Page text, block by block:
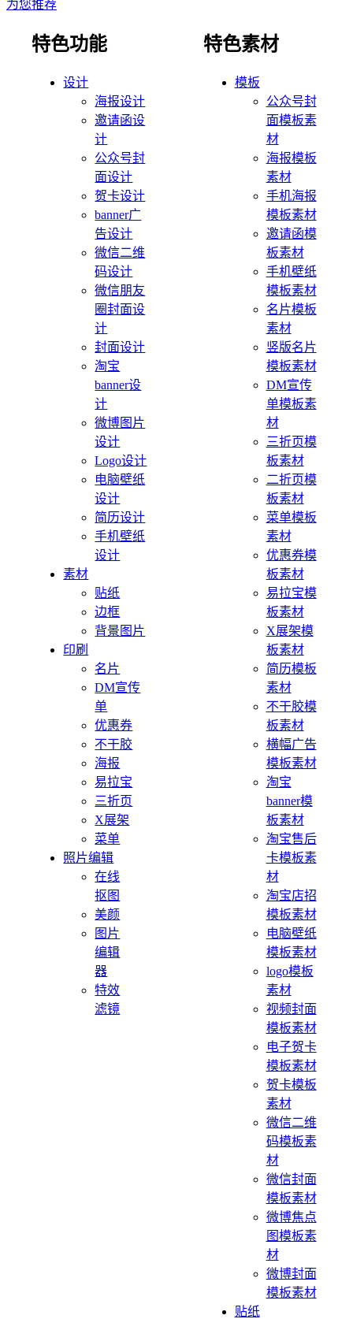
为您推荐
特色功能
设计
海报设计
邀请函设
计
公众号封
面设计
贺卡设计
banner广
告设计
微信二维
码设计
微信朋友
圈封面设
计
封面设计
淘宝
banner设
计
微博图片
设计
Logo设计
电脑壁纸
设计
简历设计
手机壁纸
设计
素材
贴纸
边框
背景图片
印刷
名片
DM宣传
单
优惠券
不干胶
海报
易拉宝
三折页
X展架
菜单
照片编辑
在线
抠图
美颜
图片
编辑
器
特效
滤镜
特色素材
模板
公众号封
面模板素
材
海报模板
素材
手机海报
模板素材
邀请函模
板素材
手机壁纸
模板素材
名片模板
素材
竖版名片
模板素材
DM宣传
单模板素
材
三折页模
板素材
二折页模
板素材
菜单模板
素材
优惠券模
板素材
易拉宝模
板素材
X展架模
板素材
简历模板
素材
不干胶模
板素材
横幅广告
模板素材
淘宝
banner模
板素材
淘宝售后
卡模板素
材
淘宝店招
模板素材
电脑壁纸
模板素材
logo模板
素材
视频封面
模板素材
电子贺卡
模板素材
贺卡模板
素材
微信二维
码模板素
材
微信封面
模板素材
微博焦点
图模板素
材
微博封面
模板素材
贴纸